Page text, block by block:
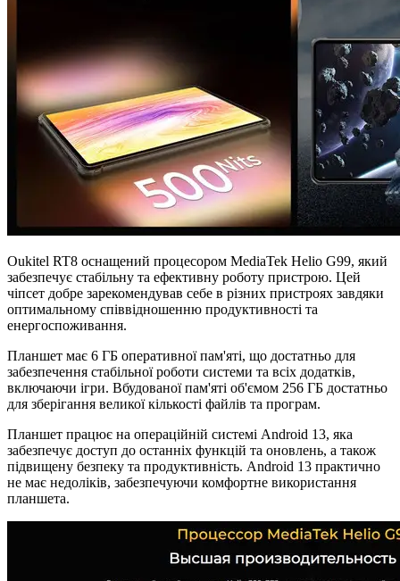
Oukitel RT8 оснащений процесором MediaTek Helio G99, який
забезпечує стабільну та ефективну роботу пристрою. Цей
чіпсет добре зарекомендував себе в різних пристроях завдяки
оптимальному співвідношенню продуктивності та
енергоспоживання.
Планшет має 6 ГБ оперативної пам'яті, що достатньо для
забезпечення стабільної роботи системи та всіх додатків,
включаючи ігри. Вбудованої пам'яті об'ємом 256 ГБ достатньо
для зберігання великої кількості файлів та програм.
Планшет працює на операційній системі Android 13, яка
забезпечує доступ до останніх функцій та оновлень, а також
підвищену безпеку та продуктивність. Android 13 практично
не має недоліків, забезпечуючи комфортне використання
планшета.